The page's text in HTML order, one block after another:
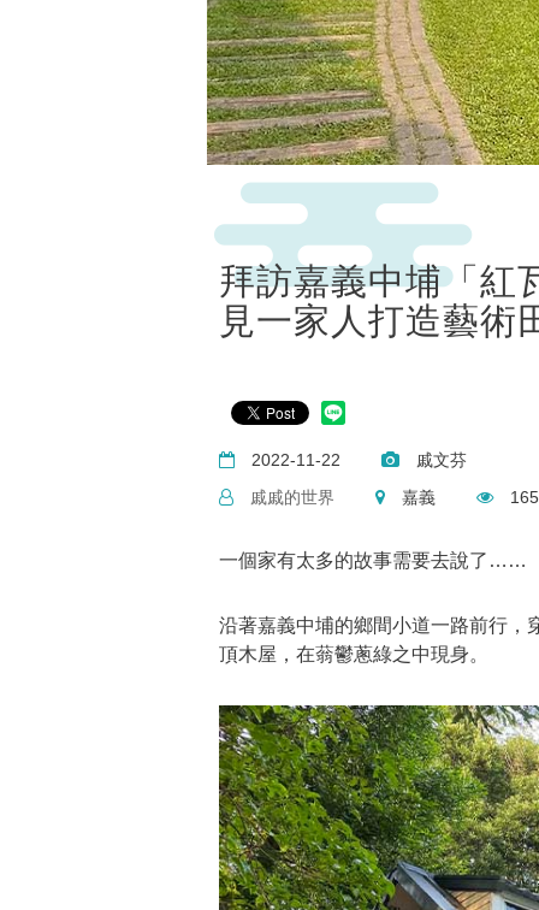
拜訪嘉義中埔「紅
見一家人打造藝術
2022-11-22
戚文芬
戚戚的世界
嘉義
一個家有太多的故事需要去說了……
沿著嘉義中埔的鄉間小道一路前行，
頂木屋，在蓊鬱蔥綠之中現身。